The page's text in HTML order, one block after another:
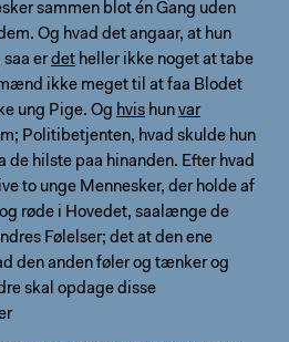
sammen blot én Gang uden
Og hvad det angaar, at hun
saa erdet heller ikke noget at tabe
ikke meget til at faa Blodet
ung Pige. Og hvis hun var
Politibetjenten, hvad skulde hun
hilste paa hinanden. Efter hvad
to unge Mennesker, der holde af
røde i Hovedet, saalænge de
Følelser; det at den ene
den anden føler og tænker og
skal opdage disse